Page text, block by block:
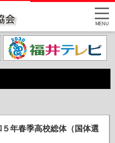
MENU
年春季高校総体（国体選